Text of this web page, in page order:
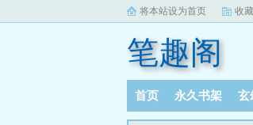
将本站设为首页 收
笔趣阁
首页 永久书架 玄